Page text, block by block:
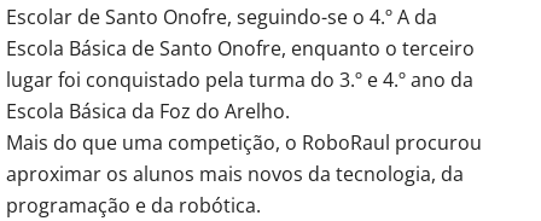
Escolar de Santo Onofre, seguindo-se o 4.º A da
Escola Básica de Santo Onofre, enquanto o terceiro
lugar foi conquistado pela turma do 3.º e 4.º ano da
Escola Básica da Foz do Arelho.
Mais do que uma competição, o RoboRaul procurou
aproximar os alunos mais novos da tecnologia, da
programação e da robótica.